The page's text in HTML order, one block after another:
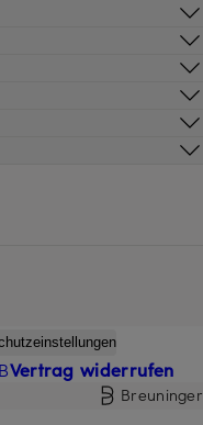
Vertrag widerrufen
Breuninger